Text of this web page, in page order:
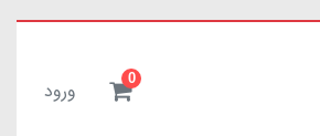
0 ورود